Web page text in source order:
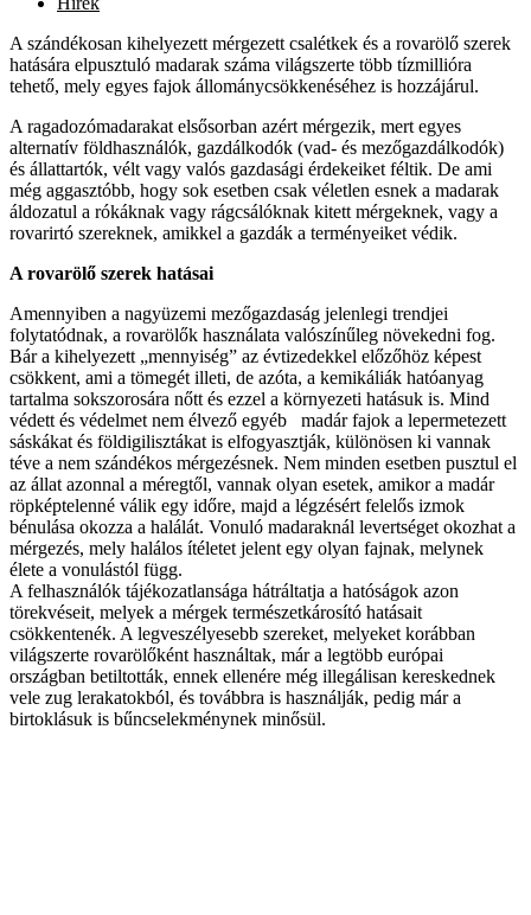
A szándékosan kihelyezett mérgezett csalétkek és a rovarölő szerek
hatására elpusztuló madarak száma világszerte több tízmillióra
tehető, mely egyes fajok állománycsökkenéséhez is hozzájárul.
A ragadozómadarakat elsősorban azért mérgezik, mert egyes
alternatív földhasználók, gazdálkodók (vad- és mezőgazdálkodók)
és állattartók, vélt vagy valós gazdasági érdekeiket féltik. De ami
még aggasztóbb, hogy sok esetben csak véletlen esnek a madarak
áldozatul a rókáknak vagy rágcsálóknak kitett mérgeknek, vagy a
rovarirtó szereknek, amikkel a gazdák a terményeiket védik.
A rovarölő szerek hatásai
Amennyiben a nagyüzemi mezőgazdaság jelenlegi trendjei
folytatódnak, a rovarölők használata valószínűleg növekedni fog.
Bár a kihelyezett „mennyiség” az évtizedekkel előzőhöz képest
csökkent, ami a tömegét illeti, de azóta, a kemikáliák hatóanyag
tartalma sokszorosára nőtt és ezzel a környezeti hatásuk is. Mind
védett és védelmet nem élvező egyéb madár fajok a lepermetezett
sáskákat és földigilisztákat is elfogyasztják, különösen ki vannak
téve a nem szándékos mérgezésnek. Nem minden esetben pusztul el
az állat azonnal a méregtől, vannak olyan esetek, amikor a madár
röpképtelenné válik egy időre, majd a légzésért felelős izmok
bénulása okozza a halálát. Vonuló madaraknál levertséget okozhat a
mérgezés, mely halálos ítéletet jelent egy olyan fajnak, melynek
élete a vonulástól függ.
A felhasználók tájékozatlansága hátráltatja a hatóságok azon
törekvéseit, melyek a mérgek természetkárosító hatásait
csökkentenék. A legveszélyesebb szereket, melyeket korábban
világszerte rovarölőként használtak, már a legtöbb európai
országban betiltották, ennek ellenére még illegálisan kereskednek
vele zug lerakatokból, és továbbra is használják, pedig már a
birtoklásuk is bűncselekménynek minősül.